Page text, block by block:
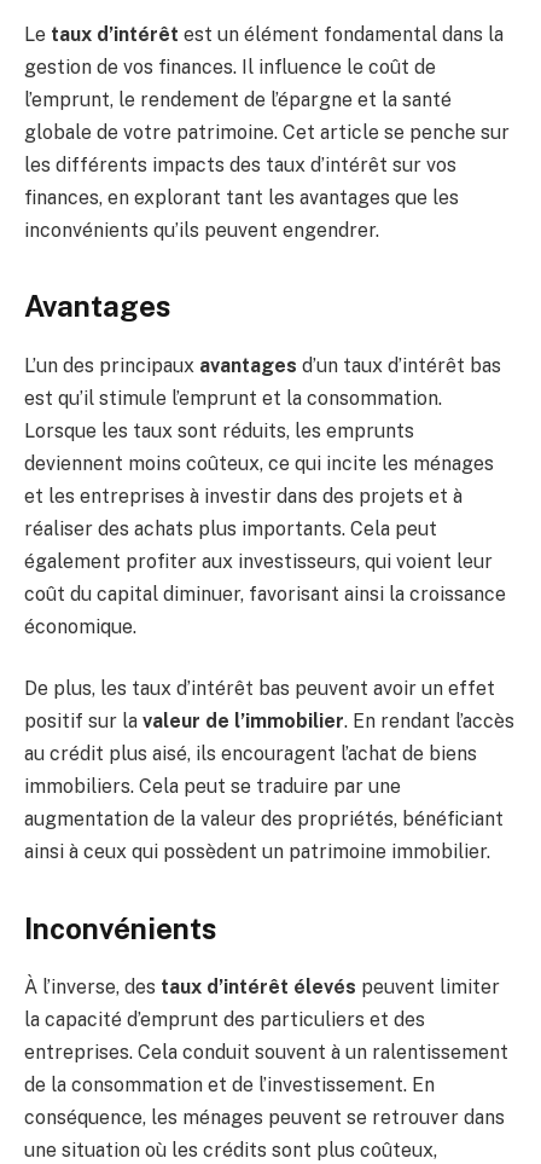
Le taux d’intérêt est un élément fondamental dans la
gestion de vos finances. Il influence le coût de
l’emprunt, le rendement de l’épargne et la santé
globale de votre patrimoine. Cet article se penche sur
les différents impacts des taux d’intérêt sur vos
finances, en explorant tant les avantages que les
inconvénients qu’ils peuvent engendrer.
Avantages
L’un des principaux avantages d’un taux d’intérêt bas
est qu’il stimule l’emprunt et la consommation.
Lorsque les taux sont réduits, les emprunts
deviennent moins coûteux, ce qui incite les ménages
et les entreprises à investir dans des projets et à
réaliser des achats plus importants. Cela peut
également profiter aux investisseurs, qui voient leur
coût du capital diminuer, favorisant ainsi la croissance
économique.
De plus, les taux d’intérêt bas peuvent avoir un effet
positif sur la valeur de l’immobilier. En rendant l’accès
au crédit plus aisé, ils encouragent l’achat de biens
immobiliers. Cela peut se traduire par une
augmentation de la valeur des propriétés, bénéficiant
ainsi à ceux qui possèdent un patrimoine immobilier.
Inconvénients
À l’inverse, des taux d’intérêt élevés peuvent limiter
la capacité d’emprunt des particuliers et des
entreprises. Cela conduit souvent à un ralentissement
de la consommation et de l’investissement. En
conséquence, les ménages peuvent se retrouver dans
une situation où les crédits sont plus coûteux,